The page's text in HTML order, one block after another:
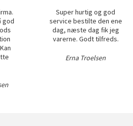
god
Super hurtig og god
service bestilte den ene
dag, næste dag fik jeg
varerne. Godt tilfreds.
Erna Troelsen